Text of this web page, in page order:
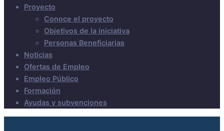
Proyecto
Conoce el proyecto
Objetivos de la iniciativa
Personas Beneficiarias
Noticias
Ofertas de Empleo
Empleo Público
Formación
Ayudas y subvenciones